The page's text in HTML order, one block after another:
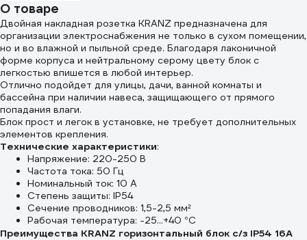
О товаре
Двойная накладная розетка KRANZ предназначена для
организации электроснабжения не только в сухом помещении,
но и во влажной и пыльной среде. Благодаря лаконичной
форме корпуса и нейтральному серому цвету блок с
легкостью впишется в любой интерьер.
Отлично подойдет для улицы, дачи, ванной комнаты и
бассейна при наличии навеса, защищающего от прямого
попадания влаги.
Блок прост и легок в установке, не требует дополнительных
элементов крепления.
Технические характеристики:
Напряжение: 220-250 В
Частота тока: 50 Гц
Номинальный ток: 10 А
Степень защиты: IP54
Сечение проводников: 1,5-2,5 мм²
Рабочая температура: -25...+40 °С
Преимущества KRANZ горизонтальный блок с/з IP54 16А